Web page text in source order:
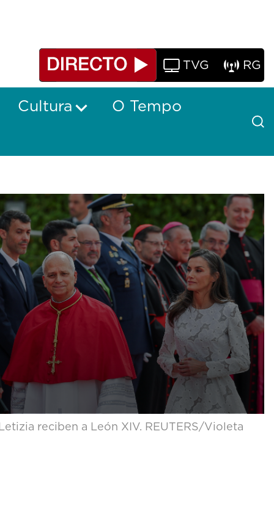
TVG RG
Cultura O Tempo
reciben a León XIV. REUTERS/Violeta